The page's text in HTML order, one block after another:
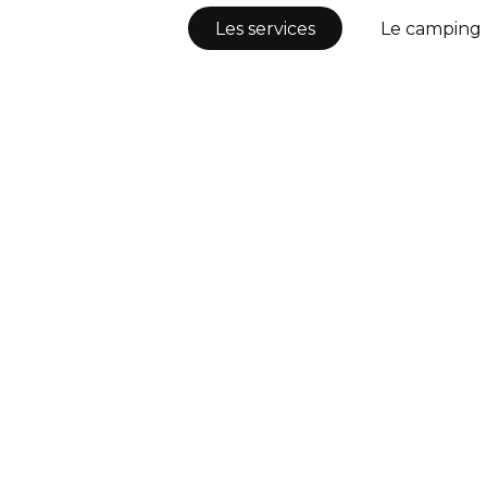
Les services Le camping